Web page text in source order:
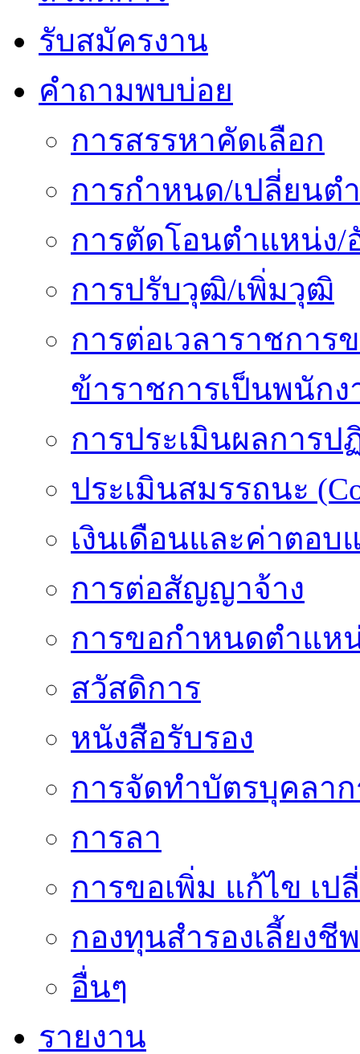
รับสมัครงาน
คำถามพบบ่อย
การสรรหาคัดเลือก
การกำหนด/เปลี่ยนต
การตัดโอนตำแหน่ง/
การปรับวุฒิ/เพิ่มวุฒิ
การต่อเวลาราชการ
ข้าราชการเป็นพนักง
การประเมินผลการป
ประเมินสมรรถนะ
เงินเดือนและค่าตอบ
การต่อสัญญาจ้าง
การขอกำหนดตำแห
สวัสดิการ
หนังสือรับรอง
การจัดทำบัตรบุคลา
การลา
การขอเพิ่ม แก้ไข เ
กองทุนสำรองเลี้ยงชีพ
อื่นๆ
รายงาน